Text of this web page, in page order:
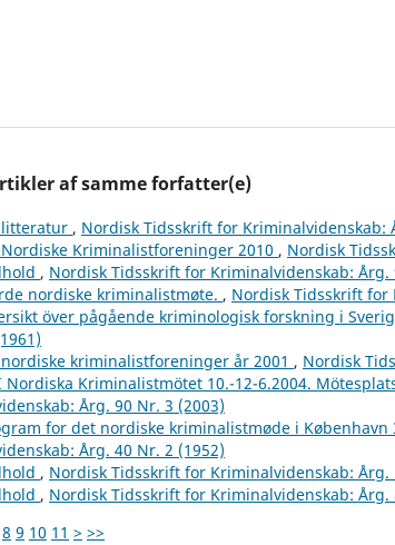
af samme forfatter(e)
litteratur , Nordisk Tidsskrift for Kriminalvidenskab:
Nordiske Kriminalistforeninger 2010 , Nordisk
, Nordisk Tidsskrift for Kriminalvidenskab: Årg.
nordiske kriminalistmøte. , Nordisk Tidsskrift for
över pågående kriminologisk forskning i
nordiske kriminalistforeninger år 2001 , Nordisk
Nordiska Kriminalistmötet 10.-12-6.2004.
Årg. 90 Nr. 3 (2003)
for det nordiske kriminalistmøde i København
Årg. 40 Nr. 2 (1952)
, Nordisk Tidsskrift for Kriminalvidenskab: Årg.
, Nordisk Tidsskrift for Kriminalvidenskab: Årg.
8 9 10 11 > >>